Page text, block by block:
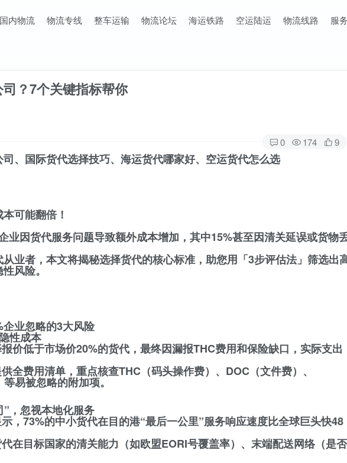
国内物流 物流专线 整车运输 物流论坛 海运铁路 空运陆运 物流线路 服
？7个关键指标帮你
0 174 9
、国际货代选择技巧、海运货代哪家好、空运货代怎么选
可能翻倍！
业因货代服务问题导致额外成本增加，其中15%甚至因清关延误或货物
业者，本文将揭秘选择货代的核心标准，助您用「3步评估法」筛选出
风险。
业忽略的3大风险
性成本
价低于市场价20%的货代，最终因漏报THC费用和保险缺口，实际支出
全费用清单，重点核查THC（码头操作费）、DOC（文件费）、
易被忽略的附加项。
，忽视本地化服务
，73%的中小货代在目的港“最后一公里”服务响应速度比全球巨头快48
在目标国家的清关能力（如欧盟EORI号覆盖率）、末端配送网络（是否